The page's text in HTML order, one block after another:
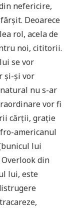
nefericire,
Deoarece
rol, acela de
noi, cititorii.
se vor
și-și vor
nu s-ar
vor fi
cărții, grație
americanul
lui
din
lui, este